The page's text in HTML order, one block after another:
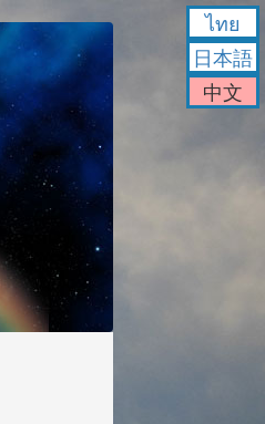
ไทย
日本語
中文